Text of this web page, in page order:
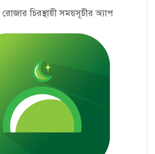
চিরস্থায়ী সময়সূচীর অ্যাপ